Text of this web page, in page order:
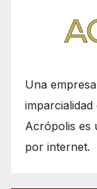
Una
Acrópolis es
por internet.